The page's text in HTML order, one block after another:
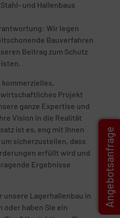
und Hallenbaus
Wir legen
Bauverfahren
Beitrag zum Schutz
kommerzielles,
Projekt
ganze Expertise und
Vision in die Realität
ist es, eng mit Ihnen
sicherzustellen, dass
erfüllt wird und
Ergebnisse
unsere Lagerhallenbau in
oder haben Sie ein
Angebotsanfrage